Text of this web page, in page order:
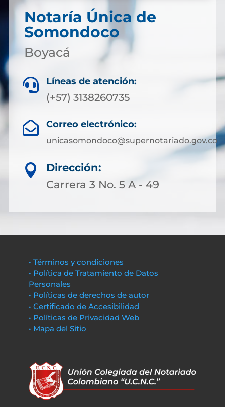
Notaría Única de
Somondoco
Boyacá
 Líneas de atención:
(+57) 3138260735
 Correo electrónico:
unicasomondoco@supernotariado.gov.co

Dirección:
Carrera 3 No. 5 A - 49
• Términos y condiciones
• Política de Tratamiento de Datos
Personales
• Políticas de derechos de autor
• Certificado de Accesibilidad
• Políticas de Privacidad Web
• Mapa del Sitio